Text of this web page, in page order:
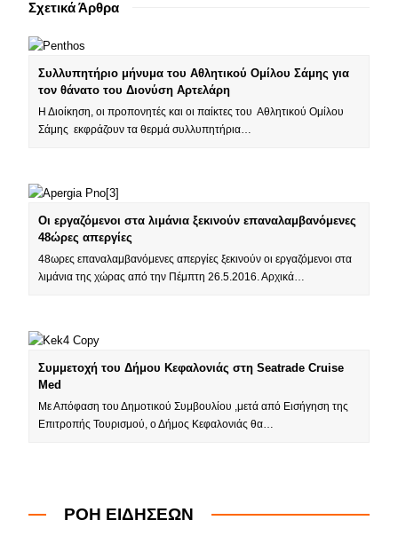
Σχετικά Άρθρα
Συλλυπητήριο μήνυμα του Αθλητικού Ομίλου Σάμης για
τον θάνατο του Διονύση Αρτελάρη
Η Διοίκηση, οι προπονητές και οι παίκτες του Αθλητικού Ομίλου
Σάμης εκφράζουν τα θερμά συλλυπητήρια…
Οι εργαζόμενοι στα λιμάνια ξεκινούν επαναλαμβανόμενες
48ώρες απεργίες
48ωρες επαναλαμβανόμενες απεργίες ξεκινούν οι εργαζόμενοι στα
λιμάνια της χώρας από την Πέμπτη 26.5.2016. Αρχικά…
Συμμετοχή του Δήμου Κεφαλονιάς στη Seatrade Cruise
Med
Με Απόφαση του Δημοτικού Συμβουλίου ,μετά από Εισήγηση της
Επιτροπής Τουρισμού, ο Δήμος Κεφαλονιάς θα…
ΡΟΗ ΕΙΔΗΣΕΩΝ